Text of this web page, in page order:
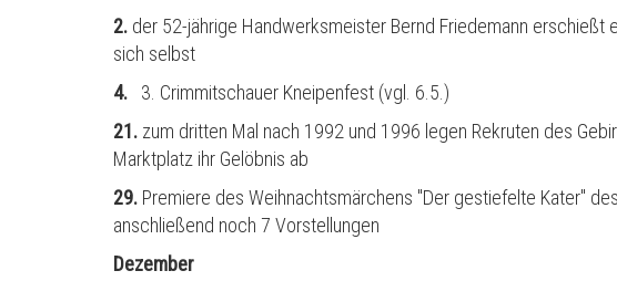
2. der 52-jährige Handwerksmeister Bernd Friedemann erschießt
sich selbst
4. 3. Crimmitschauer Kneipenfest (vgl. 6.5.)
21. zum dritten Mal nach 1992 und 1996 legen Rekruten des
Marktplatz ihr Gelöbnis ab
29. Premiere des Weihnachtsmärchens "Der gestiefelte Kater"
anschließend noch 7 Vorstellungen
Dezember